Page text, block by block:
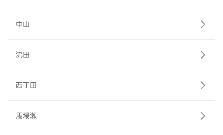
中山
流田
西丁田
馬場瀬